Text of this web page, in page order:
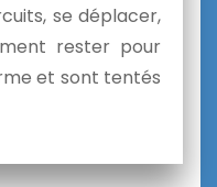
se déplacer,
rester pour
et sont tentés